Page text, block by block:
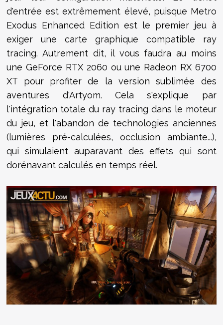
d'entrée est extrêmement élevé, puisque Metro
Exodus Enhanced Edition est le premier jeu à
exiger une carte graphique compatible ray
tracing. Autrement dit, il vous faudra au moins
une GeForce RTX 2060 ou une Radeon RX 6700
XT pour profiter de la version sublimée des
aventures d'Artyom. Cela s'explique par
l'intégration totale du ray tracing dans le moteur
du jeu, et l'abandon de technologies anciennes
(lumières pré-calculées, occlusion ambiante...),
qui simulaient auparavant des effets qui sont
dorénavant calculés en temps réel.